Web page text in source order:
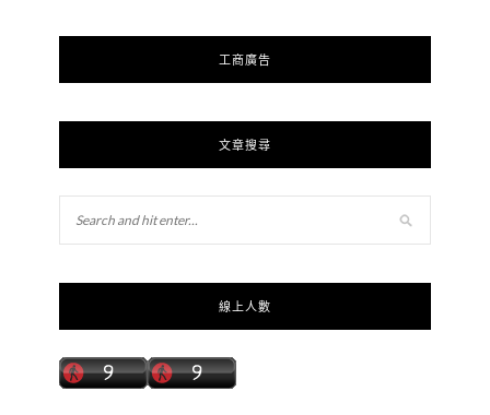
工商廣告
文章搜尋
線上人數